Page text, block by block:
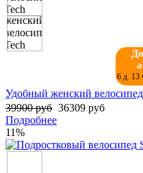
6 д. 13
Удобный женский
39900 руб 36309 руб
Подробнее
11%